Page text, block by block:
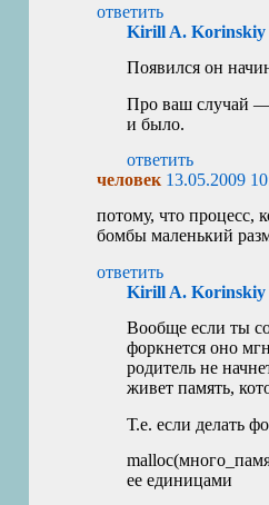
ответить
Kirill A. Korinskiy
Появился он
Про ваш случай —
и было.
ответить
человек 13.05.2009
потому, что процесс,
бомбы маленький
ответить
Kirill A. Korinskiy
Вообще если ты
форкнется оно
родитель не
живет память,
Т.е. если делать
ее единицами